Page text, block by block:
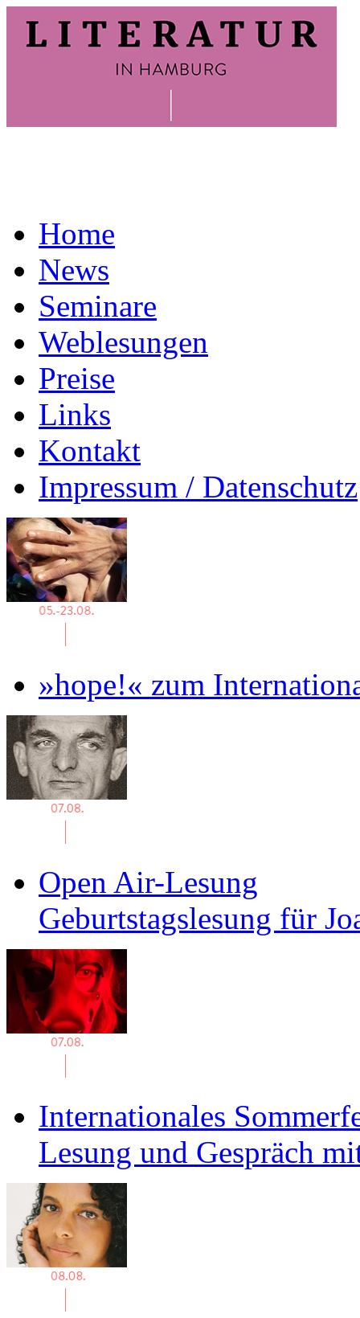
Home
News
Seminare
Weblesungen
Preise
Links
Kontakt
Impressum / Datenschutz
»hope!« zum
Open Air-Lesung
Geburtstagslesung für
Internationales
Lesung und Gespräch